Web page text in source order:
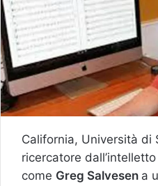
California, Università di
ricercatore
come Greg Salvesen a